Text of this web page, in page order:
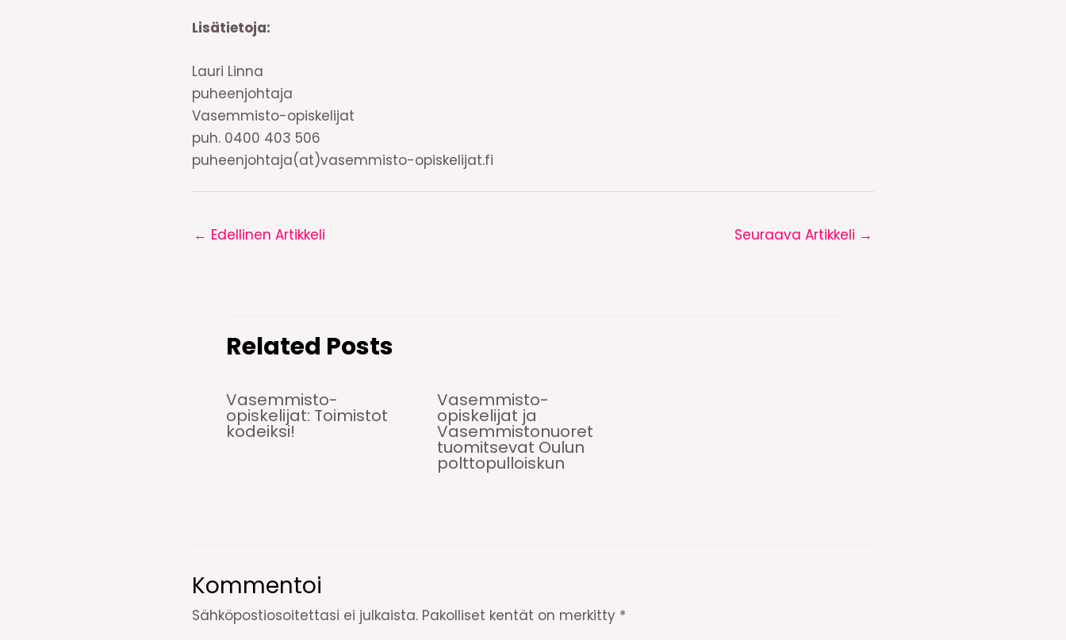
Lisätietoja:
Lauri Linna
puheenjohtaja
Vasemmisto-opiskelijat
puh. 0400 403 506
puheenjohtaja(at)vasemmisto-opiskelijat.fi
← Edellinen Artikkeli Seuraava Artikkeli →
Related Posts
Vasemmisto-
opiskelijat: Toimistot
kodeiksi!
Vasemmisto-
opiskelijat ja
Vasemmistonuoret
tuomitsevat Oulun
polttopulloiskun
Kommentoi
Sähköpostiosoitettasi ei julkaista. Pakolliset kentät on merkitty *